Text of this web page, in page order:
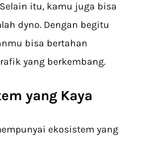
itu, kamu juga bisa
dyno. Dengan begitu
bisa bertahan
yang berkembang.
yang Kaya
ekosistem yang